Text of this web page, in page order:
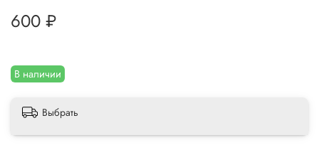
В наличии
600 ₽
Выбрать